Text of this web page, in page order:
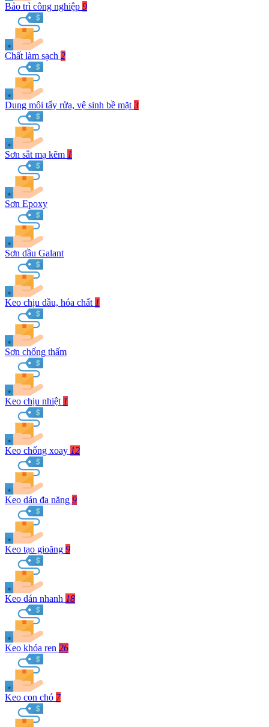
Bảo trì công nghiệp 9
Chất làm sạch 2
Dung môi tẩy rửa, vệ sinh bề mặt 3
Sơn sắt mạ kẽm 1
Sơn Epoxy
Sơn dầu Galant
Keo chịu dầu, hóa chất 1
Sơn chống thấm
Keo chịu nhiệt 1
Keo chống xoay 12
Keo dán đa năng 9
Keo tạo gioăng 9
Keo dán nhanh 18
Keo khóa ren 26
Keo con chó 7